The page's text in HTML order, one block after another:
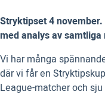
Stryktipset 4
med analys av samtliga
Vi har många
där vi får en
League-matcher och